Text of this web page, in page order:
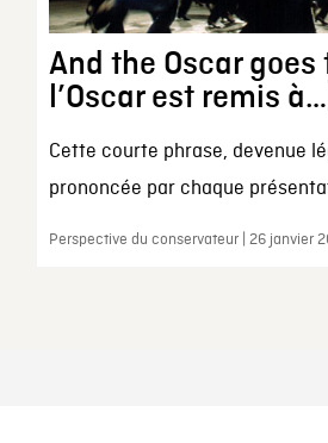
And the Oscar goes
l’Oscar est remis
Cette courte phrase, devenue
prononcée par chaque
Perspective du conservateur | 26 janvier